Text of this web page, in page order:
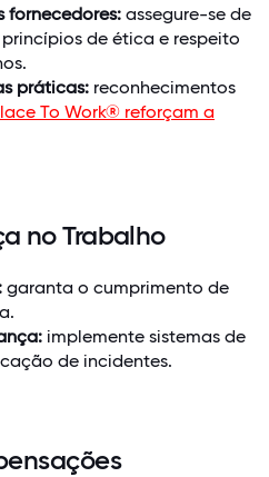
fornecedores: assegure-se de
de ética e respeito
práticas: reconhecimentos
To Work® reforçam a
no Trabalho
garanta o cumprimento de
implemente sistemas de
de incidentes.